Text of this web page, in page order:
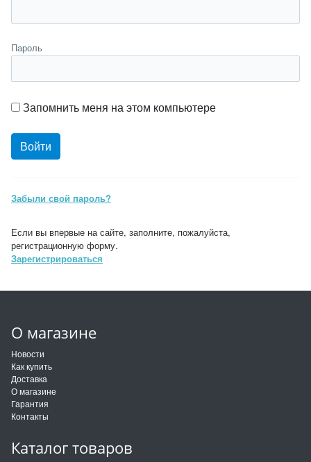
Пароль
Запомнить меня на этом компьютере
Забыли свой пароль?
Если вы впервые на сайте, заполните, пожалуйста,
регистрационную форму.
Зарегистрироваться
О магазине
Новости
Как купить
Доставка
О магазине
Гарантия
Контакты
Каталог товаров